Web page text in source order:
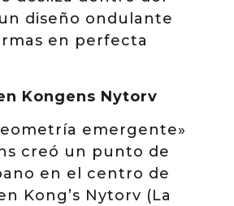
diseño ondulante
en perfecta
Kongens Nytorv
emergente»
creó un punto de
en el centro de
Kong’s Nytorv (La